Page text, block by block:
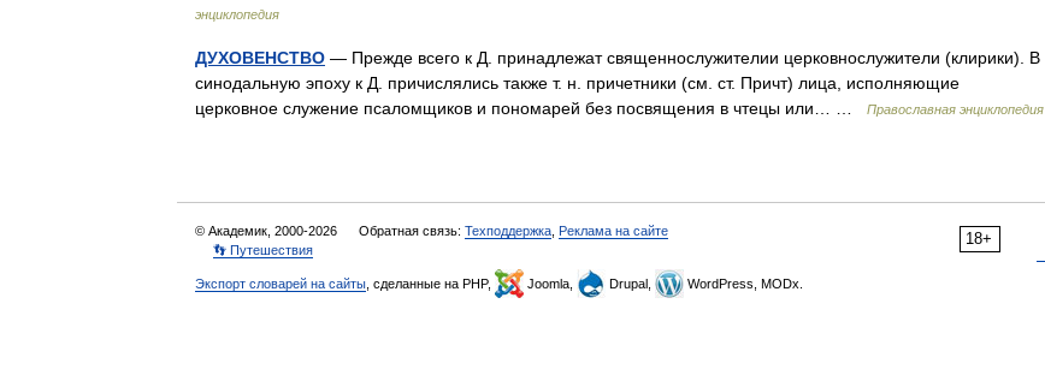
энциклопедия
ДУХОВЕНСТВО — Прежде всего к Д. принадлежат священнослужителии церковнослужители (клирики). В
синодальную эпоху к Д. причислялись также т. н. причетники (см. ст. Причт) лица, исполняющие
церковное служение псаломщиков и пономарей без посвящения в чтецы или… …
Православная энциклопедия
18+
© Академик, 2000-2026 Обратная связь: Техподдержка Реклама на сайте
👣 Путешествия
Экспорт словарей на сайты , сделанные на PHP, Joomla, Drupal, WordPress, MODx.